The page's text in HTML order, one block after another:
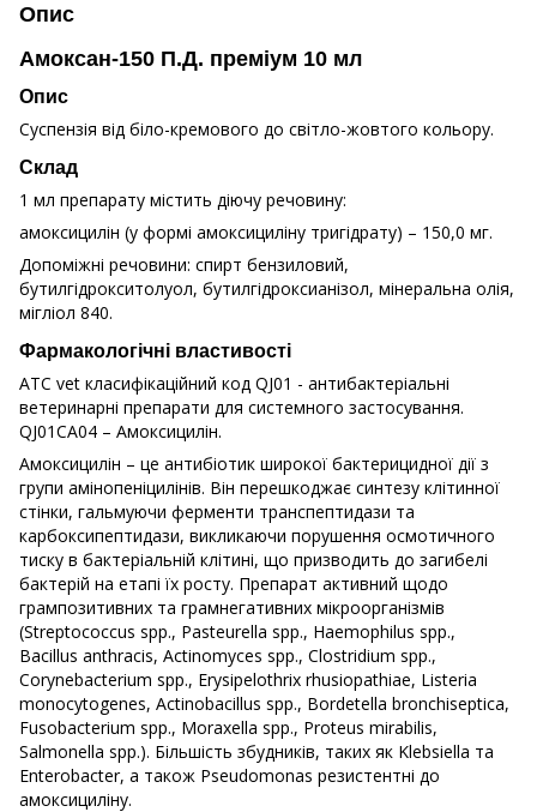
Опис
Амоксан-150 П.Д. преміум 10 мл
Опис
Суспензія від біло-кремового до світло-жовтого кольору.
Склад
1 мл препарату містить діючу речовину:
амоксицилін (у формі амоксициліну тригідрату) – 150,0 мг.
Допоміжні речовини: спирт бензиловий,
бутилгідрокситолуол, бутилгідроксианізол, мінеральна олія,
мігліол 840.
Фармакологічні властивості
ATC vet класифікаційний код QJ01 - антибактеріальні
ветеринарні препарати для системного застосування.
QJ01CA04 – Амоксицилін.
Амоксицилін – це антибіотик широкої бактерицидної дії з
групи амінопеніцилінів. Він перешкоджає синтезу клітинної
стінки, гальмуючи ферменти транспептидази та
карбоксипептидази, викликаючи порушення осмотичного
тиску в бактеріальній клітині, що призводить до загибелі
бактерій на етапі їх росту. Препарат активний щодо
грампозитивних та грамнегативних мікроорганізмів
(Streptococcus spp., Pasteurella spp., Haemophilus spp.,
Bacillus anthracis, Actinomyces spp., Clostridium spp.,
Corynebacterium spp., Erysipelothrix rhusiopathiae, Listeria
monocytogenes, Actinobacillus spp., Bordetella bronchiseptica,
Fusobacterium spp., Moraxella spp., Proteus mirabilis,
Salmonella spp.). Більшість збудників, таких як Klebsiella та
Enterobacter, а також Pseudomonas резистентні до
амоксициліну.